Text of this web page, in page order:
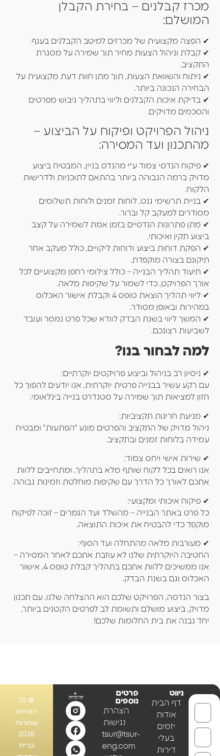
מכרז קבלנים – בחירת הקבלן
המושלם:
✔ הפצה מקצועית של מכרזים למיטב הקבלנים בענף.
✔ קבלת וניהול הצעות מחיר תוך שמירה על מסגרת
התקציב.
✔ ניתוח והשוואת הצעות, תוך מתן חוות דעת מקצועית על
הבחירה הנכונה ביותר.
✔ בדיקת איכות הקבלנים וליווי בתהליך גיבוש מפרטים
והסכמים מדויקים.
ניהול הפרויקט ופיקוח על הביצוע –
מהתכנון ועד המסירה:
✔ פיקוח הנדסי צמוד ע״י מהנדס בניין, המבטיח ביצוע
מדויק ברמה הגבוהה ביותר בהתאם לתוכניות ולדרישות
הלקוח.
✔ בניית תרשימי גנט, לוחות זמנים ולוחות תשלומים
מסודרים למעקב קל וברור.
✔ מתן פתרונות הנדסיים בזמן אמת לשמירה על קצב
ביצוע תקין ואיכותי.
✔ הפקת דוחות ביצוע ודוחות ליקויים, כולל מעקב אחר
תיקונם בצורה מוקפדת.
✔ תיעוד תהליך הבנייה – כולל צילומי רחפן מקצועיים לכל
אורך הפרויקט, כדי לשמור על שקיפות מלאה.
✔ ליווי תהליך הוצאת טופס 4 וקבלת אישור האכלוס
במהירות ובאופן מסודר.
✔ המשך ליווי בשנת הבדק לוודא שכל פרט נמסר ועובד
לשביעות רצונכם.
למה לבחור בנו?
✔ ניסיון רב בניהול וביצוע פרויקטים יוקרתיים:
עם רקע עשיר בבנייה פרטית יוקרתית, אנו יודעים להפוך כל
חזון למציאות תוך שמירה על סטנדרט בנייה בינלאומי.
✔ מניעת חריגות תקציביות:
ניהול מדויק של התקציב והפרטים מונע "הפתעות" ומבטיח
עמידה בלוחות זמנים ובתקציב.
✔ שירות אישי ויחס צמוד:
אנו רואים בכל לקוח שותף מלא בתהליך, ומתחייבים ללוות
אתכם לאורך כל הדרך עם שקיפות מוחלטת וזמינות גבוהה.
✔ פיקוח איכותי ומקצועי:
כל פרט באתר הבנייה – מהשלד ועד הגמרים – זוכה לפיקוח
מוקפד כדי להבטיח את איכות התוצאה.
✔ מעורבות מלאה מהתחלה ועד הסוף:
החטיבה היוקרתית שלנו לא עוזבת אתכם לאחר המסירה –
אנו ממשיכים ללוות אתכם בתהליך קבלת טופס 4, אישור
האכלוס וגם בשנת הבדק.
בצור הנדסה, הפרויקט שלכם הוא ההצלחה שלנו. עם תכנון
מדויק, ביצוע מושלם ותשומת לב לפרטים הקטנים ביותר,
יחד נבנה את בית החלומות שלכם!
ניווט
דף הבית
אודות
יזמים
בעלי
דירות
פרטים
נוספים
הצהרת
נגישות
tsur@tsur-
eng.com
© כל
הזכויות
שמורות
2026
בניית